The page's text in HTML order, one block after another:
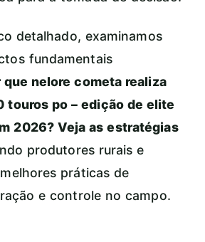
detalhado, examinamos
fundamentais
que nelore cometa realiza
touros po – edição de elite
2026? Veja as estratégias
produtores rurais e
práticas de
e controle no campo.